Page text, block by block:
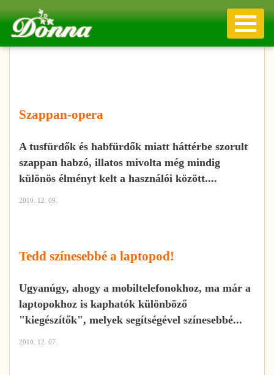
Szappan-opera
A tusfürdők és habfürdők miatt háttérbe szorult
szappan habzó, illatos mivolta még mindig
különös élményt kelt a használói között....
2010. 12. 09.
Tedd színesebbé a laptopod!
Ugyanúgy, ahogy a mobiltelefonokhoz, ma már a
laptopokhoz is kaphatók különböző
"kiegészítők", melyek segítségével színesebbé...
2010. 12. 07.